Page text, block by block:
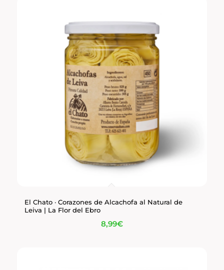
El Chato · Corazones de Alcachofa al Natural de
Leiva | La Flor del Ebro
8,99€